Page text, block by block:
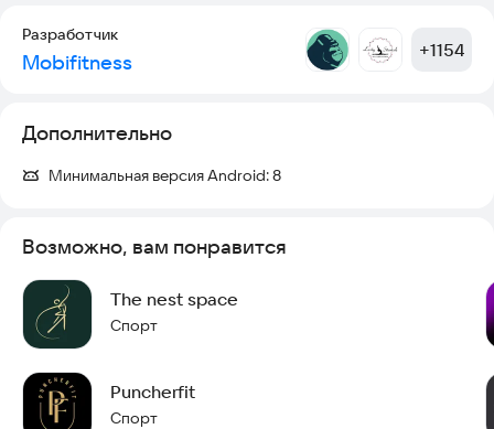
Разработчик
Mobifitness +1154
Дополнительно
Минимальная версия Android:8
Возможно, вам понравится
The nest space
Спорт
Puncherfit
Спорт